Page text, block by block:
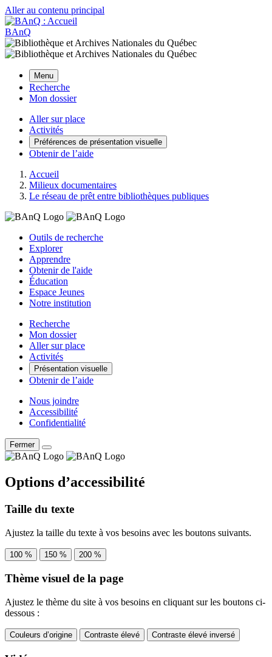
Aller au contenu principal
BAnQ
Menu
Recherche
Mon dossier
Aller sur place
Activités
Préférences de présentation visuelle
Obtenir de l’aide
Accueil
Milieux documentaires
Le réseau de prêt entre bibliothèques publiques
Outils de recherche
Explorer
Apprendre
Obtenir de l'aide
Éducation
Espace Jeunes
Notre institution
Recherche
Mon dossier
Aller sur place
Activités
Présentation visuelle
Obtenir de l’aide
Nous joindre
Accessibilité
Confidentialité
Fermer
Options d’accessibilité
Taille du texte
Ajustez la taille du texte à vos besoins avec les boutons suivants.
100 % 150 % 200 %
Thème visuel de la page
Ajustez le thème du site à vos besoins en cliquant sur les boutons ci-
dessous :
Couleurs d’origine Contraste élevé Contraste élevé inversé